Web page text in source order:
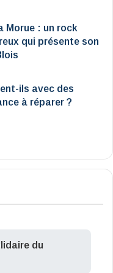
Morue : un rock
qui présente son
ils avec des
à réparer ?
du